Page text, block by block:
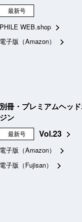
最新号
PHILE WEB.shop
電子版（Amazon）
別冊・プレミアムヘッ
ジン
最新号 Vol.23
電子版（Amazon）
電子版（Fujisan）